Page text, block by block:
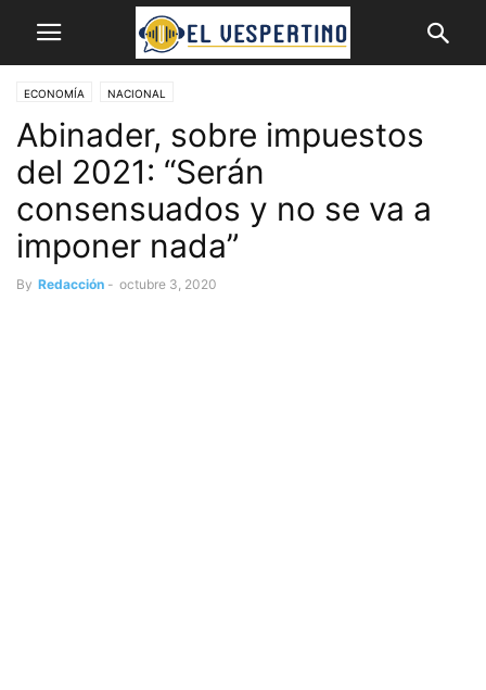
ECONOMÍA NACIONAL
Abinader, sobre impuestos
del 2021: “Serán
consensuados y no se va a
imponer nada”
By Redacción - octubre 3, 2020